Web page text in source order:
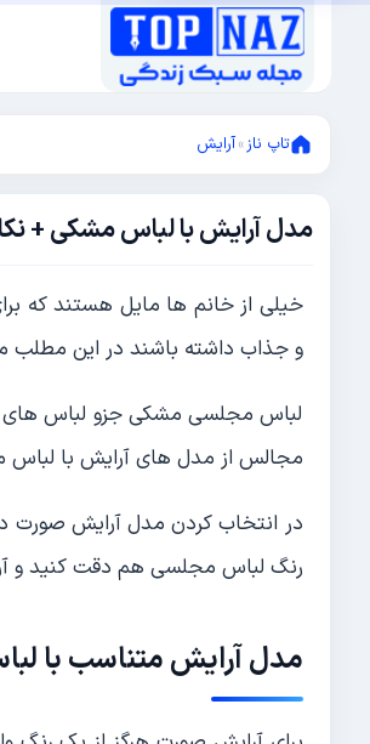
تاپ ناز»آرایش
مدل آرایش با لباس مشکی +
آگوست
2021 آگوست
2021
خیلی از خانم ها مایل هستند که
و جذاب داشته باشند در این مطلب
لباس مجلسی مشکی جزو لباس های
مجالس از مدل های آرایش با لباس
در انتخاب کردن مدل آرایش صورت
رنگ لباس مجلسی هم دقت کنید و
مدل آرایش متناسب با